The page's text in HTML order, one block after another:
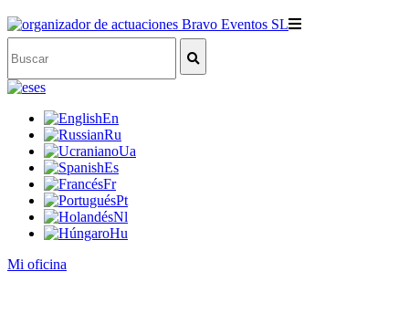
es
En
Ru
Ua
Es
Fr
Pt
Nl
Hu
Mi oficina